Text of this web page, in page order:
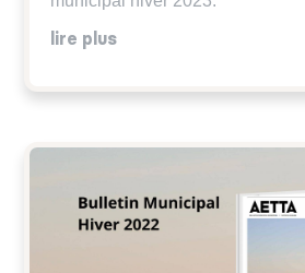
lire plus